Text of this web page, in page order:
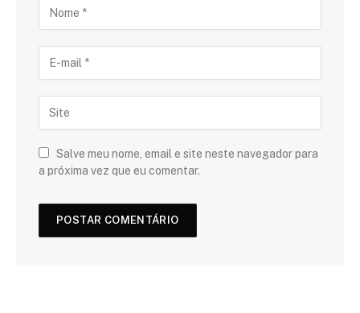
Salve meu nome, email e site neste navegador para
a próxima vez que eu comentar.